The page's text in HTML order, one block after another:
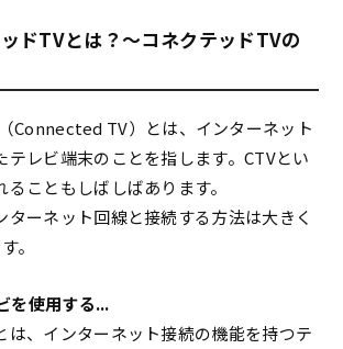
ッドTVとは？～コネクテッドTVの
Connected TV）とは、インターネット
テレビ端末のことを指します。CTVとい
こともしばしばあります。
ターネット回線と接続する方法は大きく
。
を使用する...
は、インターネット接続の機能を持つテ